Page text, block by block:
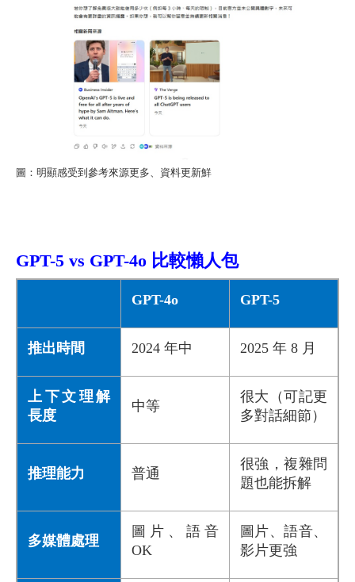
圖：明顯感受到參考來源更多、資料更新鮮
GPT-5 vs GPT-4o 比較懶人包
GPT-4o GPT-5
推出時間 2024 年中 2025 年 8 月
上下文理解
長度
中等
很大（可記更
多對話細節）
推理能力 普通
很強，複雜問
題也能拆解
多媒體處理
圖片、語音
OK
圖片、語音、
影片更強